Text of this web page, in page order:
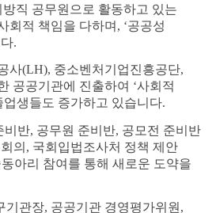
방직 공무원으로 활동하고 있는
회적 책임을 다하며, ‘공공성
.
사(LH), 중소벤처기업진흥공단,
공공기관에 진출하여 ‘사회적
업생들도 증가하고 있습니다.
반, 공무원 준비반, 공모전 준비반
의, 국회입법조사처 정책 제안
동아리 참여를 통해 새로운 도약을
기관장, 공공기관 경영평가위원,